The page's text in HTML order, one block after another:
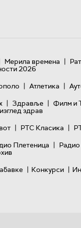
Мерила времена |
2026
| Атлетика |
| Здравље | Филм и
здрав
| РТС Класика |
Плетеница |
| Конкурси |